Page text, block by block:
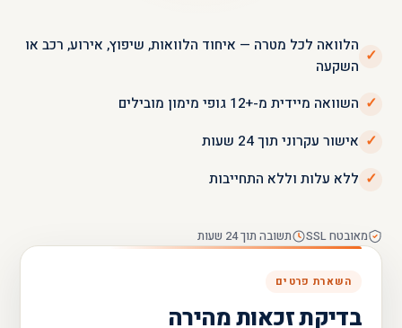
✓
הלוואה לכל מטרה — איחוד הלוואות, שיפוץ, אירוע, רכב או
השקעה
✓ השוואה מיידית מ-+12 גופי מימון מובילים
✓ אישור עקרוני תוך 24 שעות
✓ ללא עלות וללא התחייבות
מאובטח SSL תשובה תוך 24 שעות
השארת פרטים
בדיקת זכאות מהירה